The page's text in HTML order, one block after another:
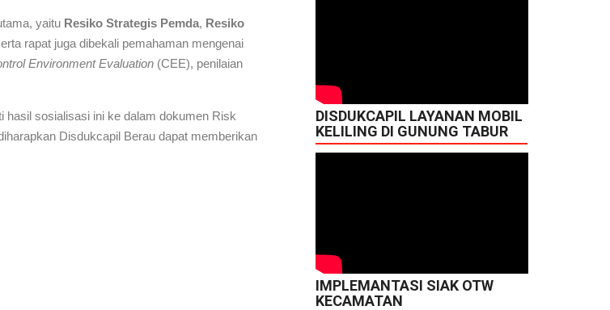
yaitu Resiko Strategis Pemda, Resiko
rapat juga dibekali pemahaman mengenai
Environment Evaluation (CEE), penilaian
hasil sosialisasi ini ke dalam dokumen Risk
Disdukcapil Berau dapat memberikan
DISDUKCAPIL LAYANAN MOBIL
KELILING DI GUNUNG TABUR
IMPLEMANTASI SIAK OTW
KECAMATAN